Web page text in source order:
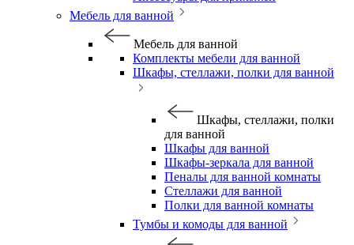
Мебель для ванной
Мебель для ванной
Комплекты мебели для ванной
Шкафы, стеллажи, полки для ванной
Шкафы, стеллажи, полки
для ванной
Шкафы для ванной
Шкафы-зеркала для ванной
Пеналы для ванной комнаты
Стеллажи для ванной
Полки для ванной комнаты
Тумбы и комоды для ванной